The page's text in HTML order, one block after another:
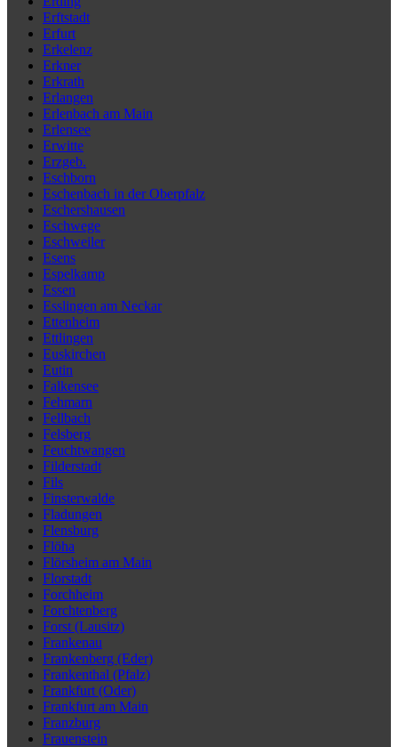
Erftstadt
Erfurt
Erkelenz
Erkner
Erkrath
Erlangen
Erlenbach am Main
Erlensee
Erwitte
Erzgeb.
Eschborn
Eschenbach in der Oberpfalz
Eschershausen
Eschwege
Eschweiler
Esens
Espelkamp
Essen
Esslingen am Neckar
Ettenheim
Ettlingen
Euskirchen
Eutin
Falkensee
Fehmarn
Fellbach
Felsberg
Feuchtwangen
Filderstadt
Fils
Finsterwalde
Fladungen
Flensburg
Flöha
Flörsheim am Main
Florstadt
Forchheim
Forchtenberg
Forst (Lausitz)
Frankenau
Frankenberg (Eder)
Frankenthal (Pfalz)
Frankfurt (Oder)
Frankfurt am Main
Franzburg
Frauenstein